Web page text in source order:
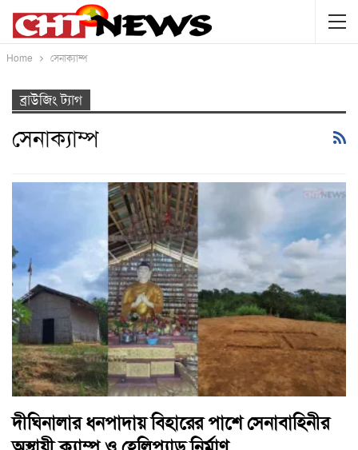
Home সেনাক্যাম্প
ব্রাউজিং ট্যাগ
সেনাক্যাম্প
দীঘিনালার ধনপাদায় বিহারের পাশে সেনাবাহিনীর